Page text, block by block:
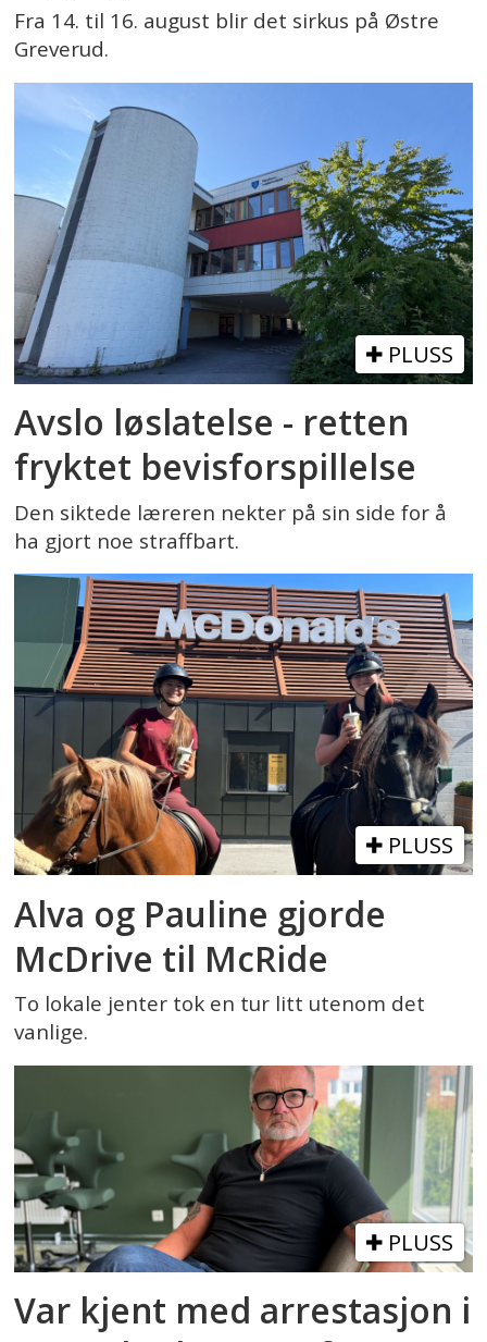
Fra 14. til 16. august blir det sirkus på Østre
Greverud.
PLUSS
Avslo løslatelse - retten
fryktet bevisforspillelse
Den siktede læreren nekter på sin side for å
ha gjort noe straffbart.
PLUSS
Alva og Pauline gjorde
McDrive til McRide
To lokale jenter tok en tur litt utenom det
vanlige.
PLUSS
Var kjent med arrestasjon i